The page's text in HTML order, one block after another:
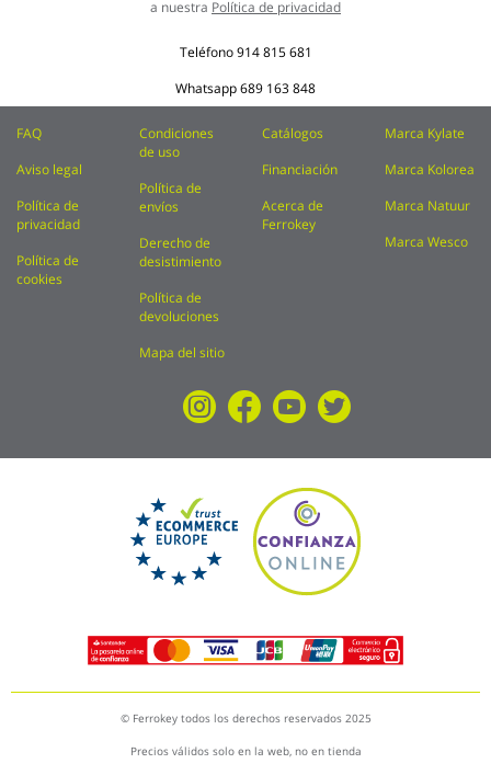
a nuestra Política de privacidad
Teléfono914 815 681
Whatsapp689 163 848
FAQ
Aviso legal
Política de
privacidad
Política de
cookies
Condiciones
de uso
Política de
envíos
Derecho de
desistimiento
Política de
devoluciones
Mapa del sitio
Catálogos
Financiación
Acerca de
Ferrokey
Marca Kylate
Marca Kolorea
Marca Natuur
Marca Wesco
© Ferrokey todos los derechos reservados 2025
Precios válidos solo en la web, no en tienda